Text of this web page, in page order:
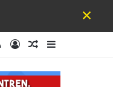
Powered by SendPulse
×
RSSAccesoPublicación al
Barra lateral